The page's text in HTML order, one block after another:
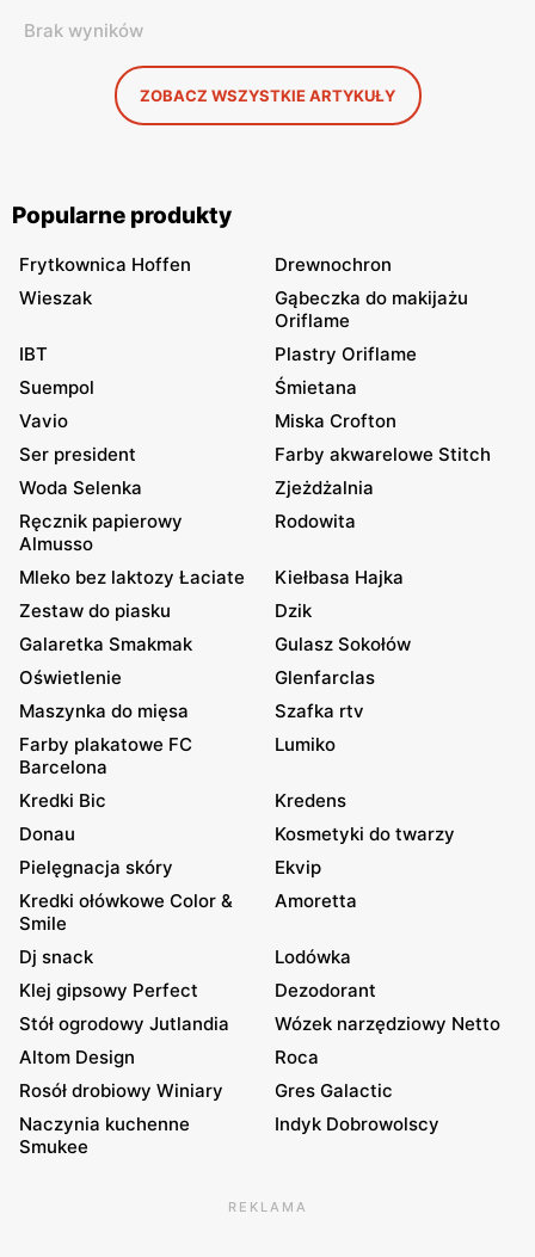
Brak wyników
ZOBACZ WSZYSTKIE ARTYKUŁY
Popularne produkty
Frytkownica Hoffen
Drewnochron
Wieszak
Gąbeczka do makijażu
Oriflame
IBT
Plastry Oriflame
Suempol
Śmietana
Vavio
Miska Crofton
Ser president
Farby akwarelowe Stitch
Woda Selenka
Zjeżdżalnia
Ręcznik papierowy
Almusso
Rodowita
Mleko bez laktozy Łaciate
Kiełbasa Hajka
Zestaw do piasku
Dzik
Galaretka Smakmak
Gulasz Sokołów
Oświetlenie
Glenfarclas
Maszynka do mięsa
Szafka rtv
Farby plakatowe FC
Barcelona
Lumiko
Kredki Bic
Kredens
Donau
Kosmetyki do twarzy
Pielęgnacja skóry
Ekvip
Kredki ołówkowe Color &
Smile
Amoretta
Dj snack
Lodówka
Klej gipsowy Perfect
Dezodorant
Stół ogrodowy Jutlandia
Wózek narzędziowy Netto
Altom Design
Roca
Rosół drobiowy Winiary
Gres Galactic
Naczynia kuchenne
Smukee
Indyk Dobrowolscy
REKLAMA